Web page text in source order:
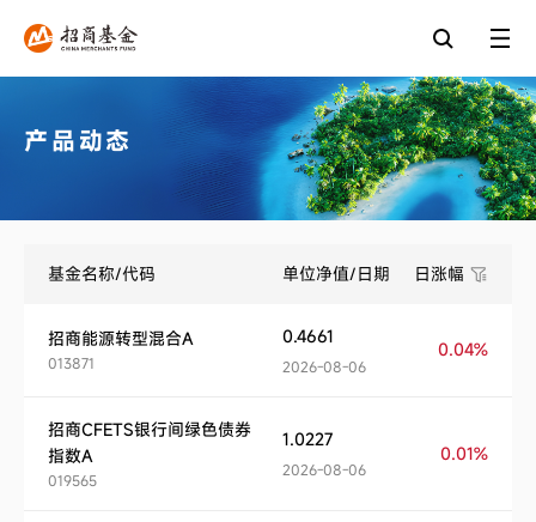
产品动态
基金名称/代码 单位净值/日期 日涨幅
招商能源转型混合A
013871
0.4661
2026-08-06
0.04%
招商CFETS银行间绿色债券
指数A
019565
1.0227
2026-08-06
0.01%